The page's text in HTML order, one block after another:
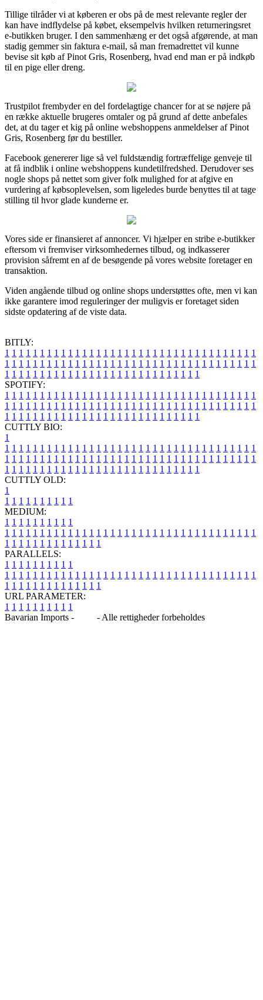
Tillige tilråder vi at køberen er obs på de mest relevante regler der
kan have indflydelse på købet, eksempelvis hvilken returneringsret
e-butikken bruger. I den sammenhæng er det også afgørende, at man
stadig gemmer sin faktura e-mail, så man fremadrettet vil kunne
bevise sit køb af Pinot Gris, Rosenberg, hvad end man er på indkøb
til en pige eller dreng.
Trustpilot frembyder en del fordelagtige chancer for at se nøjere på
en række aktuelle brugeres omtaler og på grund af dette anbefales
det, at du tager et kig på online webshoppens anmeldelser af Pinot
Gris, Rosenberg før du bestiller.
Facebook genererer lige så vel fuldstændig fortræffelige genveje til
at få indblik i online webshoppens kundetilfredshed. Derudover ses
nogle shops på nettet som giver folk mulighed for at afgive en
vurdering af købsoplevelsen, som ligeledes burde benyttes til at tage
stilling til hvor glade kunderne er.
Vores side er finansieret af annoncer. Vi hjælper en stribe e-butikker
eftersom vi fremviser virksomhedernes tilbud, og indkasserer
provision såfremt en af de besøgende på vores website foretager en
transaktion.
Viden angående tilbud og online shops understøttes ofte, men vi kan
ikke garantere imod reguleringer der muligvis er foretaget siden
sidste opdatering af de viste data.
BITLY:
1 1 1 1 1 1 1 1 1 1 1 1 1 1 1 1 1 1 1 1 1 1 1 1 1 1 1 1 1 1 1 1 1 1 1 1
1 1 1 1 1 1 1 1 1 1 1 1 1 1 1 1 1 1 1 1 1 1 1 1 1 1 1 1 1 1 1 1 1 1 1 1
1 1 1 1 1 1 1 1 1 1 1 1 1 1 1 1 1 1 1 1 1 1 1 1 1 1 1 1
SPOTIFY:
1 1 1 1 1 1 1 1 1 1 1 1 1 1 1 1 1 1 1 1 1 1 1 1 1 1 1 1 1 1 1 1 1 1 1 1
1 1 1 1 1 1 1 1 1 1 1 1 1 1 1 1 1 1 1 1 1 1 1 1 1 1 1 1 1 1 1 1 1 1 1 1
1 1 1 1 1 1 1 1 1 1 1 1 1 1 1 1 1 1 1 1 1 1 1 1 1 1 1 1
CUTTLY BIO:
1
1 1 1 1 1 1 1 1 1 1 1 1 1 1 1 1 1 1 1 1 1 1 1 1 1 1 1 1 1 1 1 1 1 1 1 1
1 1 1 1 1 1 1 1 1 1 1 1 1 1 1 1 1 1 1 1 1 1 1 1 1 1 1 1 1 1 1 1 1 1 1 1
1 1 1 1 1 1 1 1 1 1 1 1 1 1 1 1 1 1 1 1 1 1 1 1 1 1 1 1
CUTTLY OLD:
1
1 1 1 1 1 1 1 1 1 1
MEDIUM:
1 1 1 1 1 1 1 1 1 1
1 1 1 1 1 1 1 1 1 1 1 1 1 1 1 1 1 1 1 1 1 1 1 1 1 1 1 1 1 1 1 1 1 1 1 1
1 1 1 1 1 1 1 1 1 1 1 1 1 1
PARALLELS:
1 1 1 1 1 1 1 1 1 1
1 1 1 1 1 1 1 1 1 1 1 1 1 1 1 1 1 1 1 1 1 1 1 1 1 1 1 1 1 1 1 1 1 1 1 1
1 1 1 1 1 1 1 1 1 1 1 1 1 1
URL PARAMETER:
1 1 1 1 1 1 1 1 1 1
Bavarian Imports -
- Alle rettigheder forbeholdes